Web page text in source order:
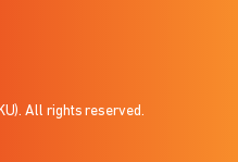
All rights reserved.